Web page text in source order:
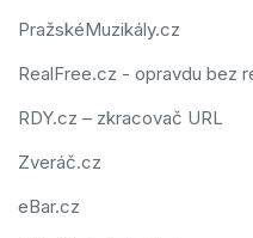
PražskéMuzikály.cz
RealFree.cz - opravdu bez
RDY.cz – zkracovač URL
Zveráč.cz
eBar.cz